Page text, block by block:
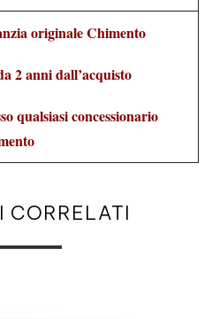
originale Chimento
2 anni dall’acquisto
qualsiasi concessionario
CORRELATI